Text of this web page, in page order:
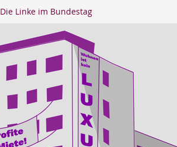
Linke im Bundestag